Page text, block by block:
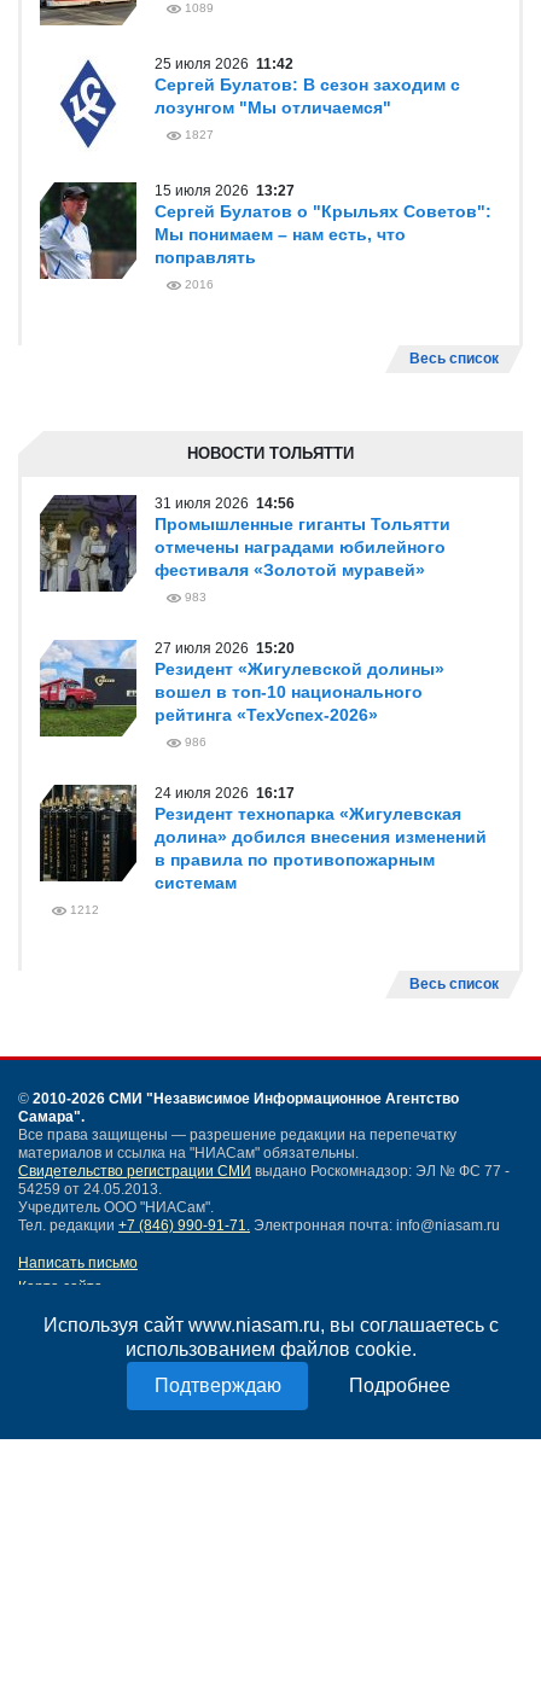
Используя сайт www.niasam.ru, вы соглашаетесь с
использованием файлов cookie.
Подробнее
1089
25 июля 2026 11:42
Сергей Булатов: В сезон заходим с
лозунгом "Мы отличаемся"
1827
15 июля 2026 13:27
Сергей Булатов о "Крыльях Советов":
Мы понимаем – нам есть, что
поправлять
2016
Весь список
НОВОСТИ ТОЛЬЯТТИ
31 июля 2026 14:56
Промышленные гиганты Тольятти
отмечены наградами юбилейного
фестиваля «Золотой муравей»
983
27 июля 2026 15:20
Резидент «Жигулевской долины»
вошел в топ-10 национального
рейтинга «ТехУспех-2026»
986
24 июля 2026 16:17
Резидент технопарка «Жигулевская
долина» добился внесения изменений
в правила по противопожарным
системам
1212
Весь список
© 2010-2026 СМИ "Независимое Информационное Агентство
Самара".
Все права защищены — разрешение редакции на перепечатку
материалов и ссылка на "НИАСам" обязательны.
Свидетельство регистрации СМИ выдано Роскомнадзор: ЭЛ № ФС 77 -
54259 от 24.05.2013.
Учредитель ООО "НИАСам".
Тел. редакции +7 (846) 990-91-71. Электронная почта: info@niasam.ru
Написать письмо
Карта сайта
Политика конфиденциальности
Согласие на обработку персональных данных